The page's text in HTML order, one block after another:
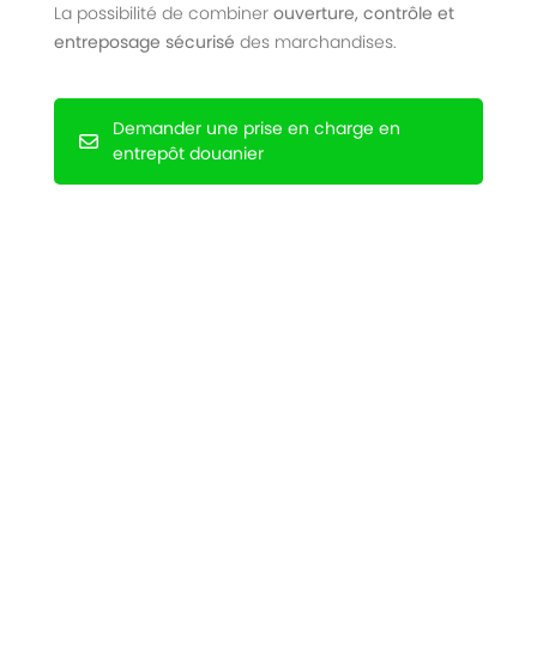
La possibilité de combiner ouverture, contrôle et
entreposage sécurisé des marchandises.
Demander une prise en charge en
entrepôt douanier